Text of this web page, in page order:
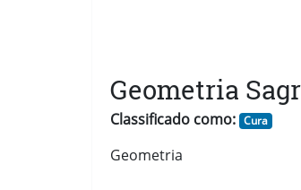
Geometria
Classificado como: Cura
Geometria